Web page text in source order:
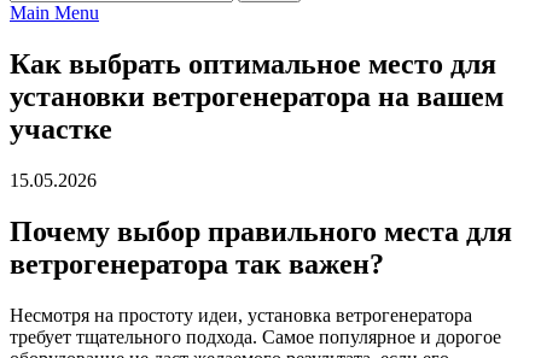
Main Menu
Как выбрать оптимальное место для
установки ветрогенератора на вашем
участке
15.05.2026
Почему выбор правильного места для
ветрогенератора так важен?
Несмотря на простоту идеи, установка ветрогенератора
требует тщательного подхода. Самое популярное и дорогое